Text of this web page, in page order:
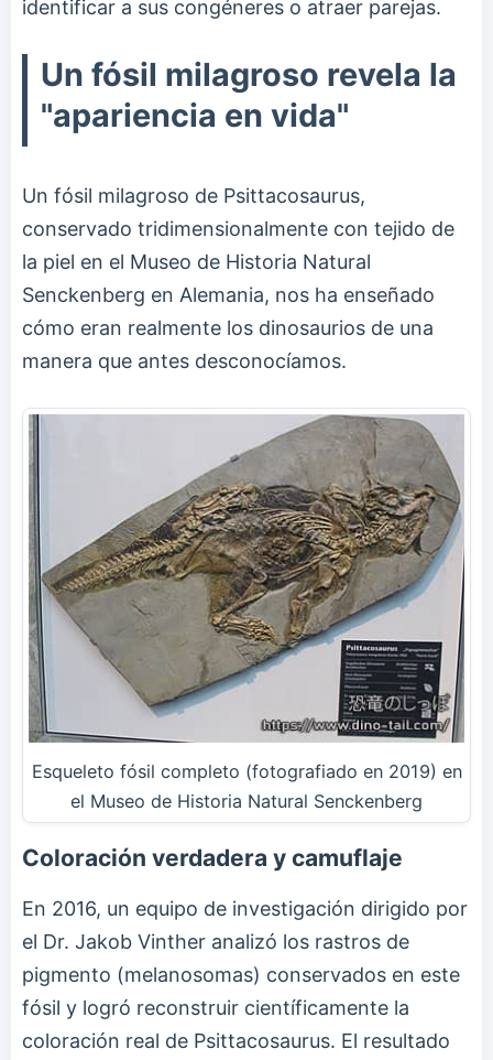
identificar a sus congéneres o atraer parejas.
Un fósil milagroso revela la
"apariencia en vida"
Un fósil milagroso de Psittacosaurus,
conservado tridimensionalmente con tejido de
la piel en el Museo de Historia Natural
Senckenberg en Alemania, nos ha enseñado
cómo eran realmente los dinosaurios de una
manera que antes desconocíamos.
Esqueleto fósil completo (fotografiado en 2019) en
el Museo de Historia Natural Senckenberg
Coloración verdadera y camuflaje
En 2016, un equipo de investigación dirigido por
el Dr. Jakob Vinther analizó los rastros de
pigmento (melanosomas) conservados en este
fósil y logró reconstruir científicamente la
coloración real de Psittacosaurus. El resultado